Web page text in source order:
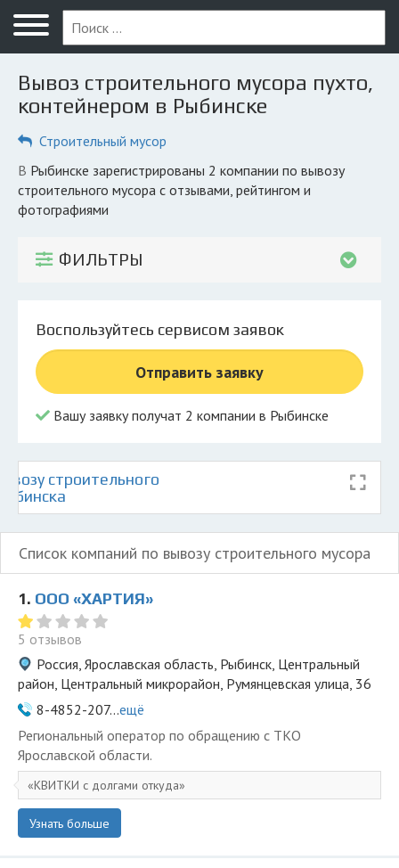
Меню
Главная
Вопрос юристу
Компании
КОМПАНИЯМ
© 2026 Все права защищены
Вывоз строительного мусора пухто,
контейнером в Рыбинске
Строительный мусор
в Рыбинске зарегистрированы 2 компании по вывозу
строительного мусора с отзывами, рейтингом и
фотографиями
ФИЛЬТРЫ
Воспользуйтесь сервисом заявок
Отправить заявку
Вашу заявку получат 2 компании в Рыбинске
строительного
Список компаний по вывозу строительного мусора
1. ООО «ХАРТИЯ»
5 отзывов
Россия, Ярославская область, Рыбинск, Центральный
район, Центральный микрорайон, Румянцевская улица, 36
8-4852-207...ещё
Региональный оператор по обращению с ТКО
Ярославской области.
КВИТКИ с долгами откуда
Узнать больше